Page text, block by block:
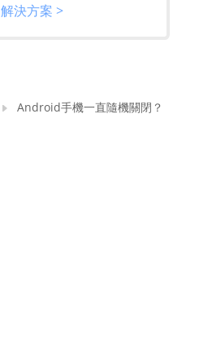
決方案 >
Android手機一直隨機關閉？